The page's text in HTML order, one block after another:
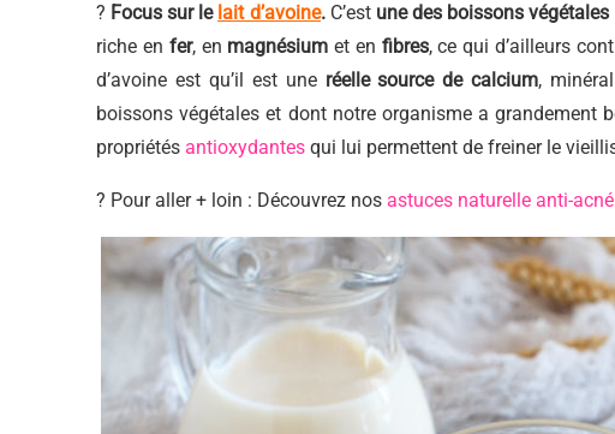
? Focus sur le lait d’avoine. C’est une des boissons
riche en fer, en magnésium et en fibres, ce qui d’ailleurs
d’avoine est qu’il est une réelle source de calcium,
boissons végétales et dont notre organisme a grandement
propriétés antioxydantes qui lui permettent de freiner le
? Pour aller + loin : Découvrez nos astuces naturelle anti-acné